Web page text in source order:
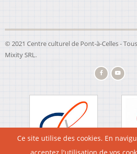
© 2021 Centre culturel de Pont-à-Celles -
Mixity SRL.
Ce site utilise des cookies. En